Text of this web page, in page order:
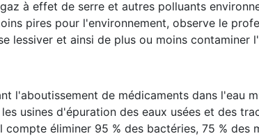
à effet de serre et autres polluants
pires pour l'environnement, observe le
lessiver et ainsi de plus ou moins contaminer
l'aboutissement de médicaments dans l'eau
usines d'épuration des eaux usées et des
éliminer 95 % des bactéries, 75 % des